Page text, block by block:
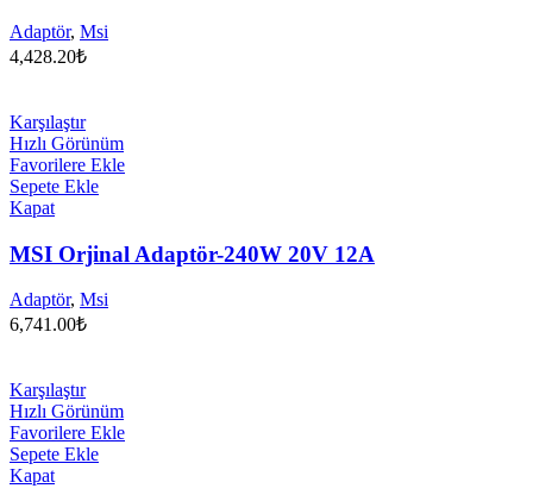
Adaptör, Msi
4,428.20₺
Karşılaştır
Hızlı Görünüm
Favorilere Ekle
Sepete Ekle
Kapat
MSI Orjinal Adaptör-240W 20V 12A
Adaptör, Msi
6,741.00₺
Karşılaştır
Hızlı Görünüm
Favorilere Ekle
Sepete Ekle
Kapat